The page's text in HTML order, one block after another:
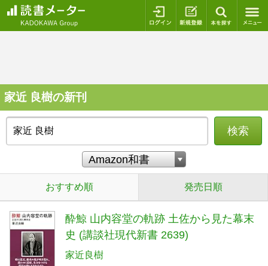
ログイン 新規登録
家近 良樹の新刊
検索
おすすめ順 発売日順
酔鯨 山内容堂の軌跡 土佐から見た幕末
史 (講談社現代新書 2639)
家近良樹